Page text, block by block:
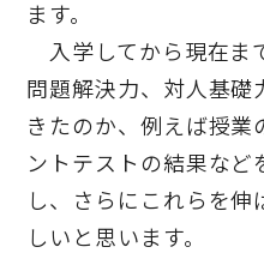
ます。
入学してから現在ま
問題解決力、対人基礎
きたのか、例えば授業
ントテストの結果など
し、さらにこれらを伸
しいと思います。